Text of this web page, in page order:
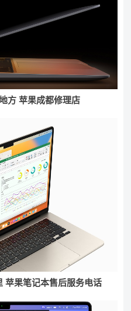
方 苹果成都修理店
苹果笔记本售后服务电话